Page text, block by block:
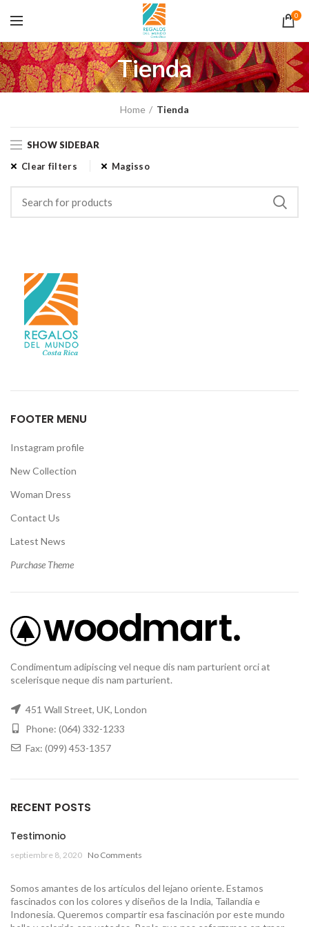
0
Tienda
Home Tienda
SHOW SIDEBAR
Clear filters
Magisso
FOOTER MENU
Instagram profile
New Collection
Woman Dress
Contact Us
Latest News
Purchase Theme
Condimentum adipiscing vel neque dis nam parturient orci at
scelerisque neque dis nam parturient.
451 Wall Street, UK, London
Phone: (064) 332-1233
Fax: (099) 453-1357
RECENT POSTS
Testimonio
septiembre 8, 2020 No Comments
Somos amantes de los artículos del lejano oriente. Estamos
fascinados con los colores y diseños de la India, Tailandia e
Indonesia. Queremos compartir esa fascinación por este mundo